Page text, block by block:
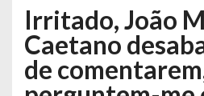
Irritado, João
Caetano
de